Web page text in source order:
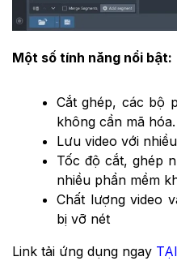
Một số tính năng nổi bật:
Cắt ghép, các bộ
không cần mã hóa.
Lưu video với
Tốc độ cắt, ghép
nhiều phần mềm
Chất lượng video
bị vỡ nét
Link tải ứng dụng ngay